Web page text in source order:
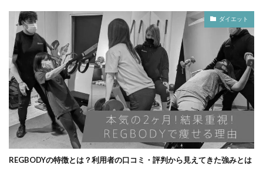
ダイエット
REGBODYの特徴とは？利用者の口コミ・評判から見えてきた強みとは